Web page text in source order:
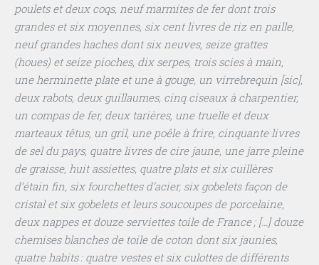
poulets et deux coqs, neuf marmites de fer dont trois
grandes et six moyennes, six cent livres de riz en paille,
neuf grandes haches dont six neuves, seize grattes
(houes) et seize pioches, dix serpes, trois scies à main,
une herminette plate et une à gouge, un virrebrequin [sic],
deux rabots, deux guillaumes, cinq ciseaux à charpentier,
un compas de fer, deux tarières, une truelle et deux
marteaux têtus, un gril, une poêle à frire, cinquante livres
de sel du pays, quatre livres de cire jaune, une jarre pleine
de graisse, huit assiettes, quatre plats et six cuillères
d’étain fin, six fourchettes d’acier, six gobelets façon de
cristal et six gobelets et leurs soucoupes de porcelaine,
deux nappes et douze serviettes toile de France ; […] douze
chemises blanches de toile de coton dont six jaunies,
quatre habits : quatre vestes et six culottes de différents